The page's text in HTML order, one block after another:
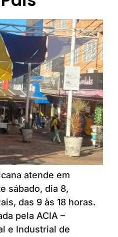
atende em
sábado, dia 8,
das 9 às 18 horas.
pela ACIA –
e Industrial de